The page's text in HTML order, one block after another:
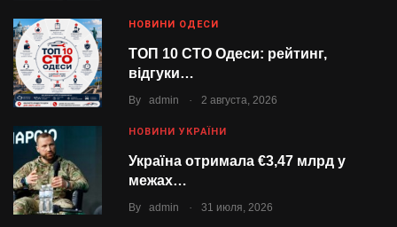
НОВИНИ ОДЕСИ
ТОП 10 СТО Одеси: рейтинг,
відгуки…
By admin . 2 августа, 2026
НОВИНИ УКРАЇНИ
Україна отримала €3,47 млрд у
межах…
By admin . 31 июля, 2026